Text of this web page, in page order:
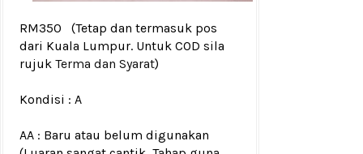
RM350
(Tetap dan termasuk pos
dari Kuala Lumpur. Untuk COD sila
rujuk Terma dan Syarat)
Kondisi : A
AA : Baru atau belum digunakan